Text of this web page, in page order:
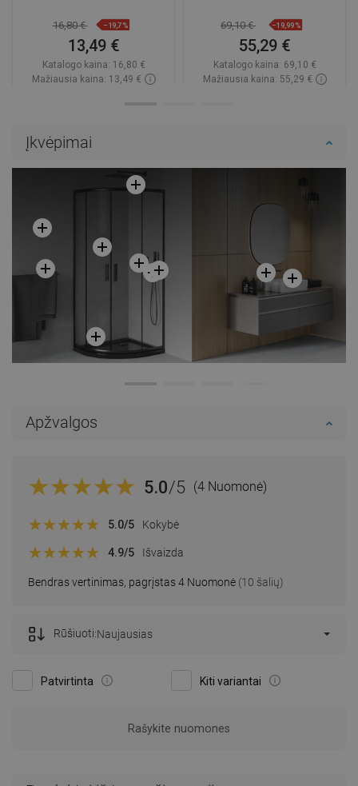
16,80 € −19,7%
13,49 €
Katalogo kaina: 16,80 €
Mažiausia kaina: 13,49 €
69,10 € −19,99%
55,29 €
Katalogo kaina: 69,10 €
Mažiausia kaina: 55,29 €
Įkvėpimai
Apžvalgos
5.0/5 (4 Nuomonė)
Bendras vertinimas, pagrįstas 4 Nuomonė (10 šalių)
5.0/5 Kokybė
4.9/5 Išvaizda
Patvirtinta Kiti variantai
Rūšiuoti:Naujausias
Rašykite nuomones